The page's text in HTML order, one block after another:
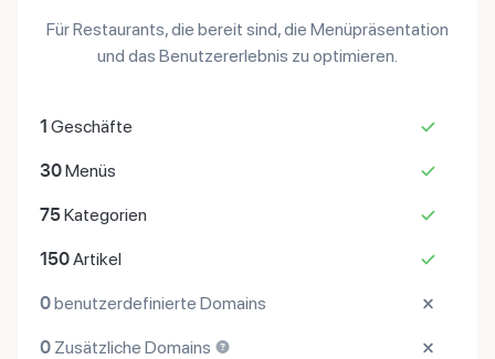
Für Restaurants, die bereit sind, die Menüpräsentation
und das Benutzererlebnis zu optimieren.
1 Geschäfte
30Menüs
75Kategorien
150Artikel
0benutzerdefinierte Domains
0 Zusätzliche Domains